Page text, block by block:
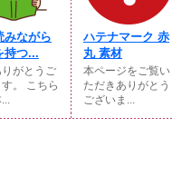
みながら
持つ...
がとうご
。 こちら
ハテナマーク 赤
丸 素材
本ページをご覧い
ただきありがとう
ございま...